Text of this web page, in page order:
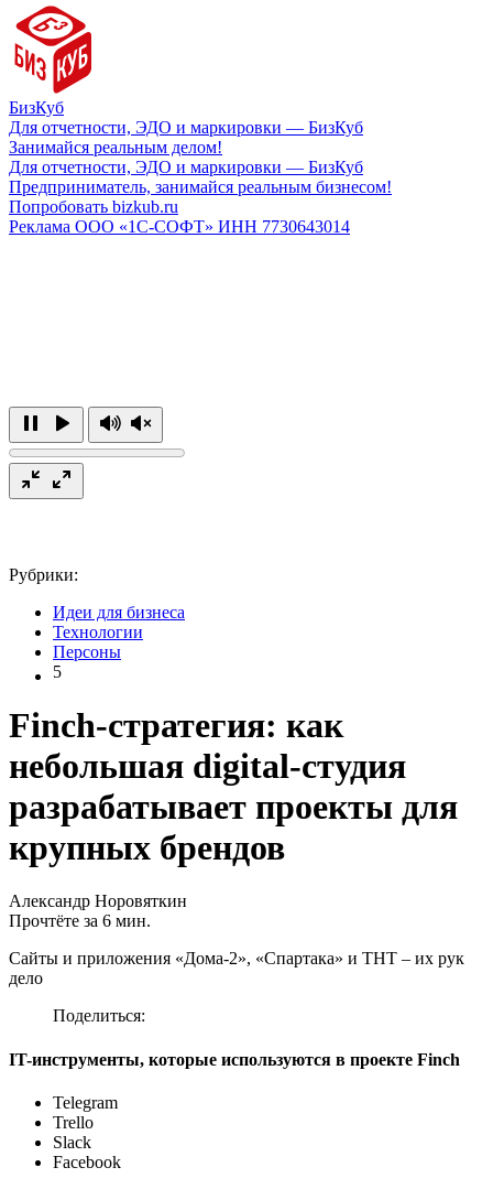
БизКуб
Для отчетности, ЭДО и маркировки — БизКуб
Занимайся реальным делом!
Для отчетности, ЭДО и маркировки — БизКуб
Предприниматель, занимайся реальным бизнесом!
Попробовать bizkub.ru
Реклама ООО «1С-СОФТ» ИНН 7730643014
Рубрики:
Идеи для бизнеса
Технологии
Персоны
5
Finch-стратегия: как
небольшая digital-студия
разрабатывает проекты для
крупных брендов
Александр Норовяткин
Прочтёте за 6 мин.
Сайты и приложения «Дома-2», «Спартака» и ТНТ – их рук
дело
Поделиться:
IT-инструменты, которые используются в проекте Finch
Telegram
Trello
Slack
Facebook